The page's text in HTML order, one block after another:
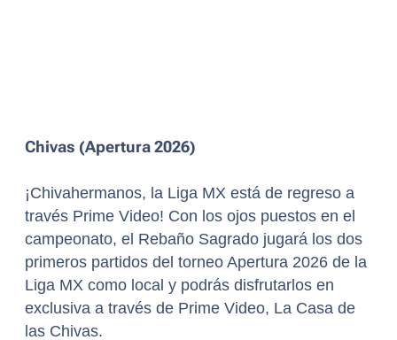
Chivas (Apertura 2026)
¡Chivahermanos, la Liga MX está de regreso a
través Prime Video! Con los ojos puestos en el
campeonato, el Rebaño Sagrado jugará los dos
primeros partidos del torneo Apertura 2026 de la
Liga MX como local y podrás disfrutarlos en
exclusiva a través de Prime Video, La Casa de
las Chivas.